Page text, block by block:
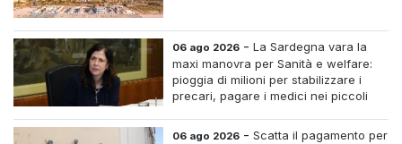
06 ago 2026 -La Sardegna vara la
maxi manovra per Sanità e welfare:
pioggia di milioni per stabilizzare i
precari, pagare i medici nei piccoli
case di riposo.
06 ago 2026 -Scatta il pagamento per